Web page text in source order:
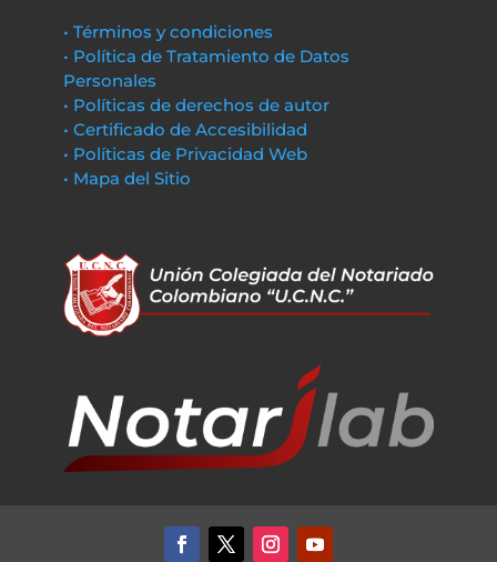
• Términos y condiciones
• Política de Tratamiento de Datos
Personales
• Políticas de derechos de autor
• Certificado de Accesibilidad
• Políticas de Privacidad Web
• Mapa del Sitio